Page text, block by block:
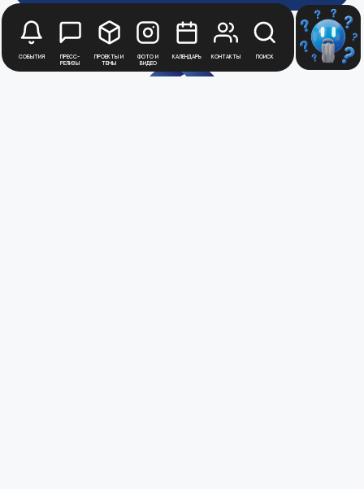
События
Пресс-
релизы
Проекты и
темы
Фото и
видео
Календарь Контакты Поиск